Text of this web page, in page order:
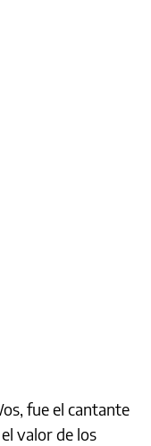
fue el cantante
valor de los